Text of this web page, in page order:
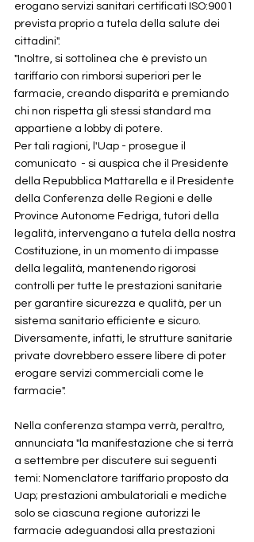
erogano servizi sanitari certificati ISO:9001
prevista proprio a tutela della salute dei
cittadini".
"Inoltre, si sottolinea che è previsto un
tariffario con rimborsi superiori per le
farmacie, creando disparità e premiando
chi non rispetta gli stessi standard ma
appartiene a lobby di potere.
Per tali ragioni, l'Uap - prosegue il
comunicato  - si auspica che il Presidente
della Repubblica Mattarella e il Presidente
della Conferenza delle Regioni e delle
Province Autonome Fedriga, tutori della
legalità, intervengano a tutela della nostra
Costituzione, in un momento di impasse
della legalità, mantenendo rigorosi
controlli per tutte le prestazioni sanitarie
per garantire sicurezza e qualità, per un
sistema sanitario efficiente e sicuro.
Diversamente, infatti, le strutture sanitarie
private dovrebbero essere libere di poter
erogare servizi commerciali come le
farmacie".
Nella conferenza stampa verrà, peraltro,
annunciata "la manifestazione che si terrà
a settembre per discutere sui seguenti
temi: Nomenclatore tariffario proposto da
Uap; prestazioni ambulatoriali e mediche
solo se ciascuna regione autorizzi le
farmacie adeguandosi alla prestazioni